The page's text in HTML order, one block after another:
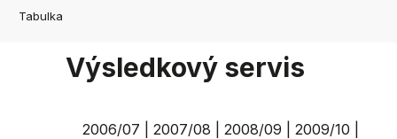
Tabulka
Výsledkový servis
2006/07 2007/08 2008/09 2009/10